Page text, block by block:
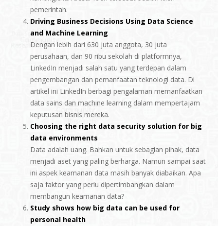
pemerintah.
Driving Business Decisions Using Data Science
and Machine Learning
Dengan lebih dari 630 juta anggota, 30 juta
perusahaan, dan 90 ribu sekolah di platformnya,
LinkedIn menjadi salah satu yang terdepan dalam
pengembangan dan pemanfaatan teknologi data. Di
artikel ini LinkedIn berbagi pengalaman memanfaatkan
data sains dan machine learning dalam mempertajam
keputusan bisnis mereka.
Choosing the right data security solution for big
data environments
Data adalah uang. Bahkan untuk sebagian pihak, data
menjadi aset yang paling berharga. Namun sampai saat
ini aspek keamanan data masih banyak diabaikan. Apa
saja faktor yang perlu dipertimbangkan dalam
membangun keamanan data?
Study shows how big data can be used for
personal health